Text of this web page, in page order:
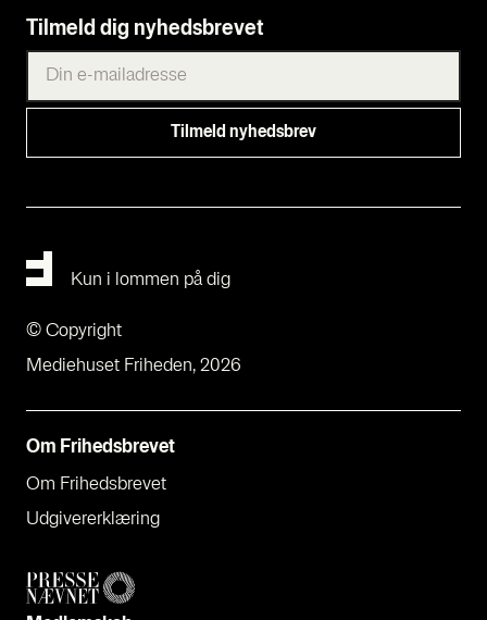
Tilmeld dig nyhedsbrevet
Om Fri­heds­bre­vet
Om Fri­heds­bre­vet
Udgi­ve­rer­klæ­ring
Kun i lommen på dig
Mediehuset Friheden, 2026
© Copyright